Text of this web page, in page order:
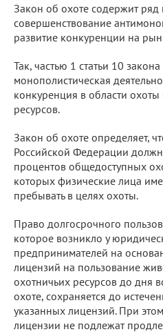
Закон об охоте содержит
совершенствование
развитие конкуренции на
Так, частью 1 статьи 10
монополистическая
конкуренция в области
ресурсов.
Закон об охоте определяет,
Российской Федерации
процентов общедоступных
которых физические лица
пребывать в целях охоты.
Право долгосрочного
которое возникло у
предпринимателей на
лицензий на пользование
охотничьих ресурсов до дня
охоте, сохраняется до
указанных лицензий. При
лицензии не подлежат